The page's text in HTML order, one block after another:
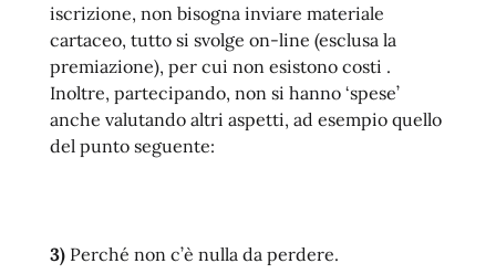
iscrizione, non bisogna inviare materiale
cartaceo, tutto si svolge on-line (esclusa la
premiazione), per cui non esistono costi .
Inoltre, partecipando, non si hanno ‘spese’
anche valutando altri aspetti, ad esempio quello
del punto seguente:
3) Perché non c’è nulla da perdere.